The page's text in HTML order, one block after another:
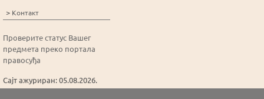
> Контакт
Проверите статус Вашег
предмета преко портала
правосуђа
Сајт ажуриран: 05.08.2026.